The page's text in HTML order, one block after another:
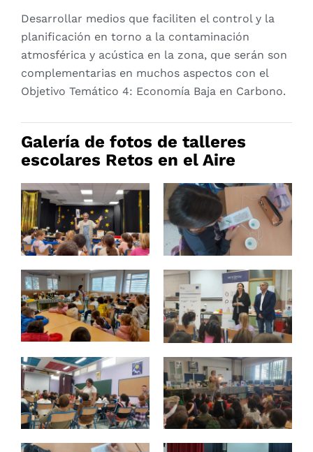
Desarrollar medios que faciliten el control y la
planificación en torno a la contaminación
atmosférica y acústica en la zona, que serán son
complementarias en muchos aspectos con el
Objetivo Temático 4: Economía Baja en Carbono.
Galería de fotos de talleres
escolares Retos en el Aire